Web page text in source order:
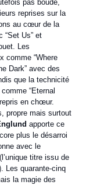
pas boudé,
reprises sur la
au cœur de la
“Set Us” et
Les
comme “Where
Dark” avec des
que la technicité
“Eternal
en chœur.
propre mais surtout
apporte ce
plus le désarroi
avec le
titre issu de
Les quarante-cinq
la magie des